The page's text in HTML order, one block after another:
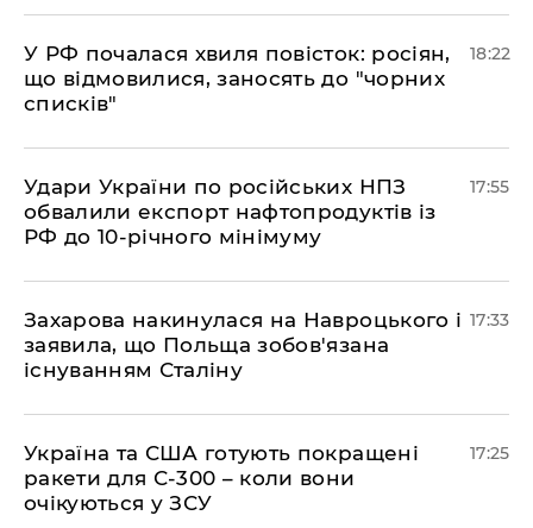
​У РФ почалася хвиля повісток: росіян,
що відмовилися, заносять до "чорних
списків"
18:22
​Удари України по російських НПЗ
обвалили експорт нафтопродуктів із
РФ до 10-річного мінімуму
17:55
​Захарова накинулася на Навроцького і
заявила, що Польща зобов'язана
існуванням Сталіну
17:33
​Україна та США готують покращені
ракети для С-300 – коли вони
очікуються у ЗСУ
17:25